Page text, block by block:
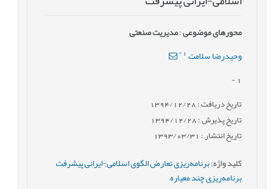
محورهای موضوعی:مدیریت صنعتی
وحیدرضا سلامت1
*
-
تاریخ دریافت : 1394/12/28
تاریخ پذیرش : 1394/12/28
تاریخ انتشار : 1393/03/31
کلید واژه:برنامه‌ریزی تعارض الگوی اسلامی-ایرانی پیشرفت
برنامه‌ریزی چند معیاره,